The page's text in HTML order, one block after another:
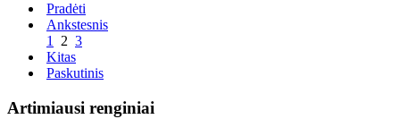
Pradėti
Ankstesnis
1
2 3
Kitas
Paskutinis
Artimiausi renginiai